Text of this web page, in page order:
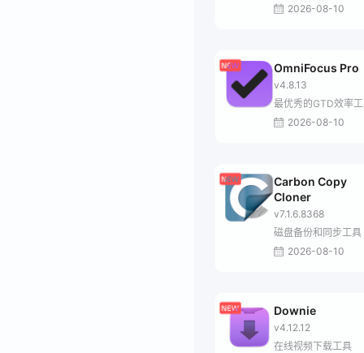
2026-08-10
OmniFocus Pro
v4.8.13
最优秀的GTD效率
2026-08-10
Carbon Copy
Cloner
v7.1.6.8368
磁盘备份和同步工具
2026-08-10
Downie
v4.12.12
在线视频下载工具